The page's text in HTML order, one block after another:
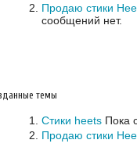
Продаю стики
сообщений нет.
темы
Стики heets Пока
Продаю стики